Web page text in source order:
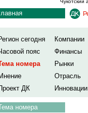
Чукотский
сегодня
Компании
пояс
Финансы
номера
Рынки
Отрасль
ДК
Инновации
номера